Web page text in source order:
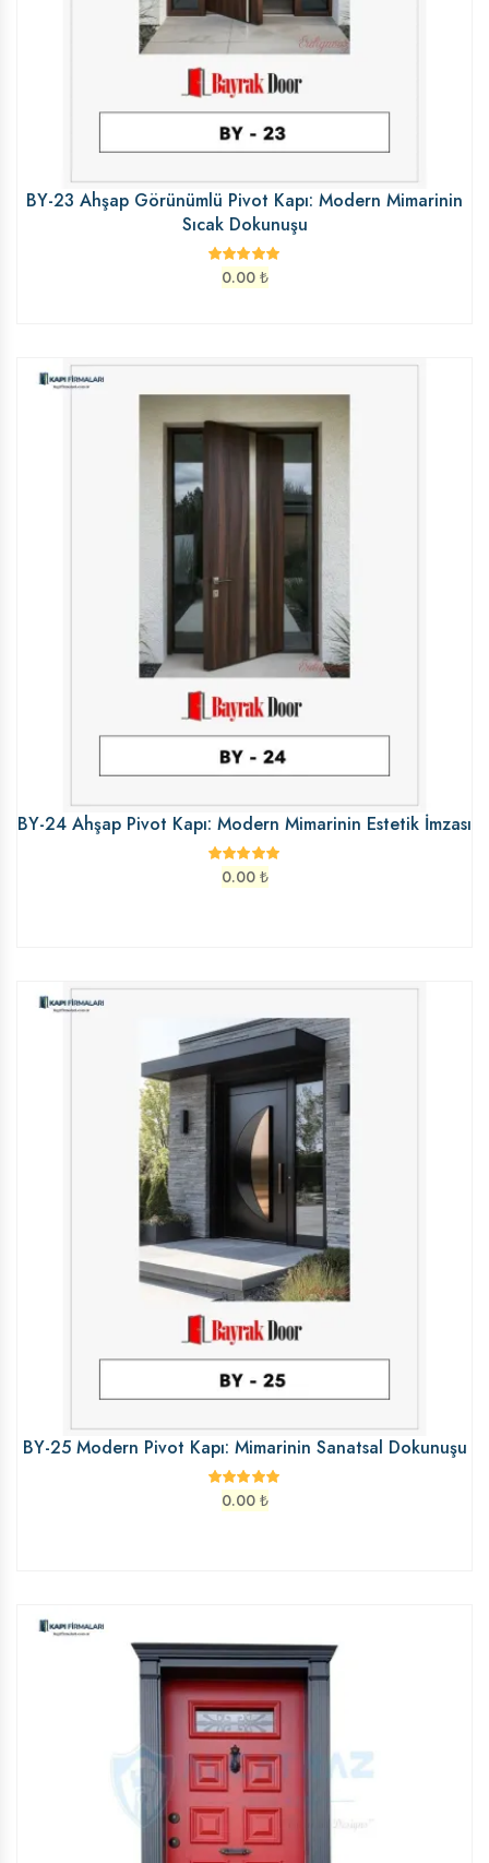
BY-23 Ahşap Görünümlü Pivot Kapı: Modern Mimarinin
Sıcak Dokunuşu
0.00 ₺
BY-24 Ahşap Pivot Kapı: Modern Mimarinin Estetik İmzası
0.00 ₺
BY-25 Modern Pivot Kapı: Mimarinin Sanatsal Dokunuşu
0.00 ₺